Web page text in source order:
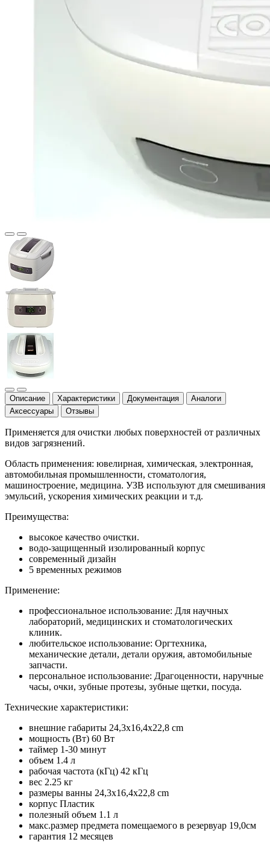
Описание Характеристики Документация
Аналоги
Аксессуары
Отзывы
Применяется для очистки любых поверхностей от различных
видов загрязнений.
Область применения: ювелирная, химическая, электронная,
автомобильная промышленности, стоматология,
машиностроение, медицина. УЗВ используют для смешивания
эмульсий, ускорения химических реакции и т.д.
Преимущества:
высокое качество очистки.
водо-защищенный изолированный корпус
современный дизайн
5 временных режимов
Применение:
профессиональное использование: Для научных
лабораторий, медицинских и стоматологических
клиник.
любительское использование: Оргтехника,
механические детали, детали оружия, автомобильные
запчасти.
персональное использование: Драгоценности, наручные
часы, очки, зубные протезы, зубные щетки, посуда.
Технические характеристики:
внешние габариты 24,3x16,4x22,8 cm
мощность (Вт) 60 Вт
таймер 1-30 минут
объем 1.4 л
рабочая частота (кГц) 42 кГц
вес 2.25 кг
размеры ванны 24,3x16,4x22,8 cm
корпус Пластик
полезный объем 1.1 л
макс.размер предмета помещаемого в резервуар 19,0см
гарантия 12 месяцев